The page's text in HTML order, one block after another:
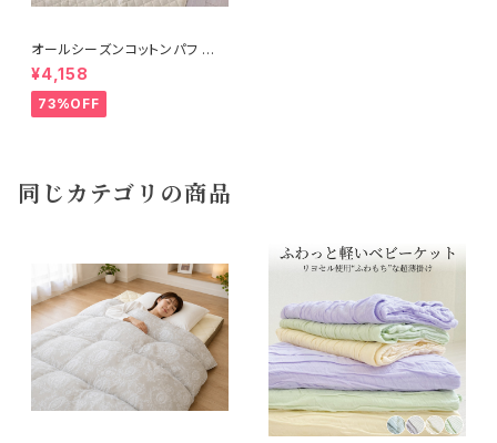
オールシーズンコットンパフ 敷
パット 140×205cm
¥4,158
73%OFF
同じカテゴリの商品